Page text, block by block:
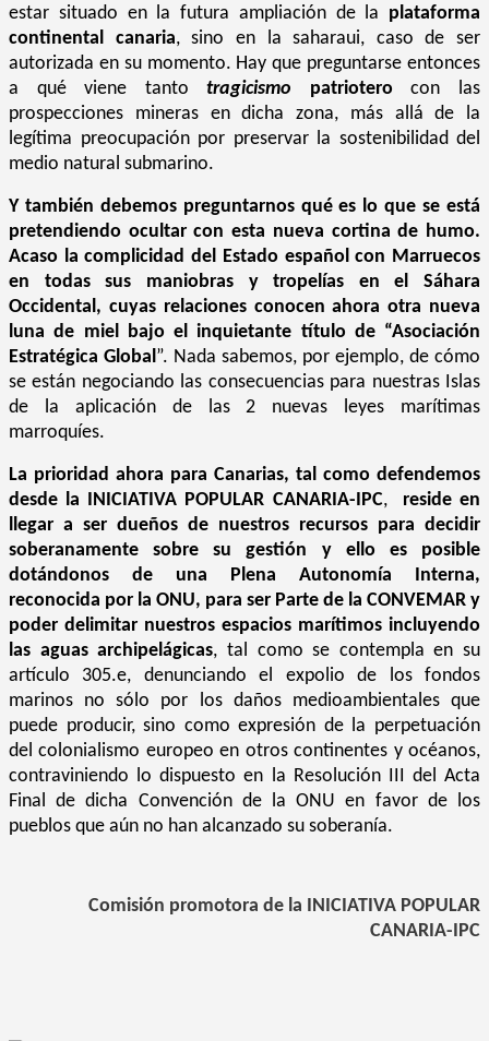
estar situado en la futura ampliación de la plataforma
continental canaria, sino en la saharaui, caso de ser
autorizada en su momento. Hay que preguntarse entonces
a qué viene tantotragicismo patrioterocon las
prospecciones mineras en dicha zona, más allá de la
legítima preocupación por preservar la sostenibilidad del
medio natural submarino.
Y también debemos preguntarnos qué es lo que se está
pretendiendo ocultar con esta nueva cortina de humo.
Acaso la complicidad del Estado español con Marruecos
en todas sus maniobras y tropelías en el Sáhara
Occidental, cuyas relaciones conocen ahora otra nueva
luna de miel bajo el inquietante título de “Asociación
Estratégica Global”. Nada sabemos, por ejemplo, de cómo
se están negociando las consecuencias para nuestras Islas
de la aplicación de las 2 nuevas leyes marítimas
marroquíes.
La prioridad ahora para Canarias, tal como defendemos
desde la INICIATIVA POPULAR CANARIA-IPC, reside en
llegar a ser dueños de nuestros recursos para decidir
soberanamente sobre su gestión y ello es posible
dotándonos de una Plena Autonomía Interna,
reconocida por la ONU, para ser Parte de la CONVEMAR y
poder delimitar nuestros espacios marítimos incluyendo
las aguas archipelágicas, tal como se contempla en su
artículo 305.e, denunciando el expolio de los fondos
marinos no sólo por los daños medioambientales que
puede producir, sino como expresión de la perpetuación
del colonialismo europeo en otros continentes y océanos,
contraviniendo lo dispuesto en la Resolución III del Acta
Final de dicha Convención de la ONU en favor de los
pueblos que aún no han alcanzado su soberanía.
Comisión promotora de la INICIATIVA POPULAR
CANARIA-IPC